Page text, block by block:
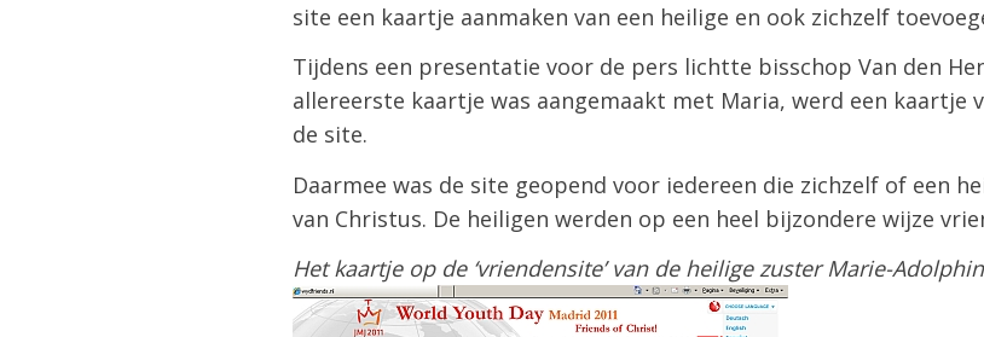
site een kaartje aanmaken van een heilige en ook zichzelf
Tijdens een presentatie voor de pers lichtte bisschop Van den
allereerste kaartje was aangemaakt met Maria, werd een kaartje
de site.
Daarmee was de site geopend voor iedereen die zichzelf of een
van Christus. De heiligen werden op een heel bijzondere wijze
Het kaartje op de ‘vriendensite’ van de heilige zuster Marie-